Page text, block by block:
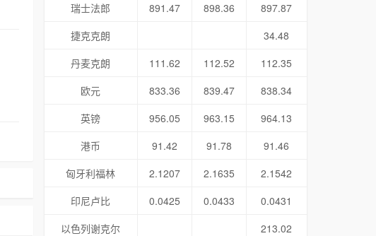
瑞士法郎
891.47 898.36
897.87
捷克克朗
34.48
丹麦克朗
111.62 112.52
112.35
欧元
833.36 839.47
838.34
英镑
956.05 963.15
964.13
港币
91.42 91.78
91.46
匈牙利福林
2.1207 2.1635
2.1542
印尼卢比
0.0425 0.0433
0.0431
以色列谢克尔
213.02